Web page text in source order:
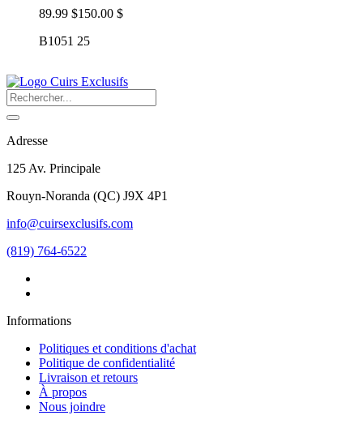
89.99 $150.00 $
B1051 25
Adresse
125 Av. Principale
Rouyn-Noranda (QC) J9X 4P1
info@cuirsexclusifs.com
(819) 764-6522
Informations
Politiques et conditions d'achat
Politique de confidentialité
Livraison et retours
À propos
Nous joindre